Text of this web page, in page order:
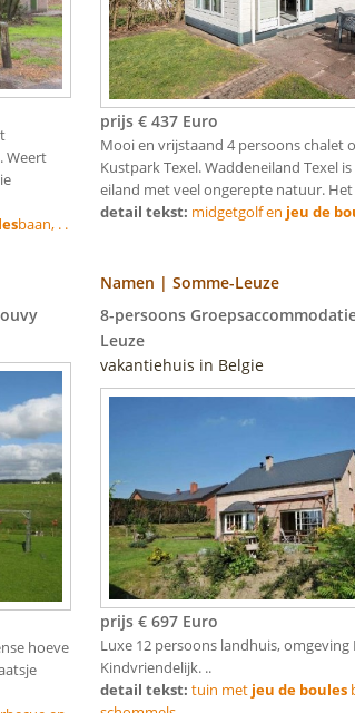
Weert
baan, . .
prijs € 437 Euro
Mooi en vrijstaand 4 persoons chalet
Kustpark Texel. Waddeneiland Texel
eiland met veel ongerepte natuur. Het
detail tekst: midgetgolf en jeu de
hoeve
Namen | Somme-Leuze
8-persoons
Leuze
vakantiehuis in Belgie
prijs € 697 Euro
Luxe 12 persoons landhuis, omgeving
Kindvriendelijk. ..
detail tekst: tuin met jeu de boules